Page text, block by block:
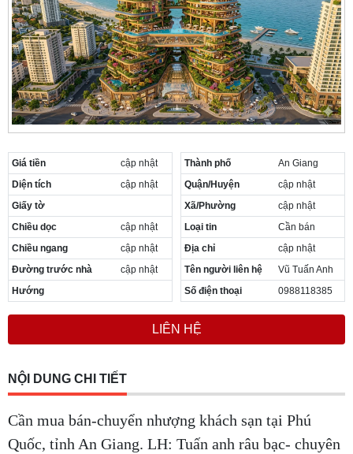
Cần thuê MBKD tại Phường Phương Liệt
Cần thuê MBKD tại Phường Khương Đình
Cần thuê MBKD tại Phường Yên Sở
Cần thuê MBKD tại Phường Hoàng Liệt
Cần thuê MBKD tại Phường Định Công
Cần thuê MBKD tại Phường Tương Mai
Cần thuê MBKD tại Phường Vĩnh Hưng
Cần thuê MBKD tại Phường Lĩnh Nam
Cần thuê MBKD tại Phường Láng
Cần thuê MBKD tại Phường Văn Miếu
Cần thuê MBKD tại Phường Kim Liên
Cần thuê MBKD tại Phường Bạch Mai
Cần thuê MBKD tại Phường Vĩnh Tuy
Giá tiền
cập nhật
Diện tích
cập nhật
Giấy tờ
Chiều dọc
cập nhật
Chiều ngang
cập nhật
Đường trước nhà
cập nhật
Hướng
Thành phố
An Giang
Quận/Huyện
cập nhật
Xã/Phường
cập nhật
Loại tin
Cần bán
Địa chỉ
cập nhật
Tên người liên hệ
Vũ Tuấn Anh
Số điện thoại
0988118385
LIÊN HỆ
NỘI DUNG CHI TIẾT
Cần mua bán-chuyển nhượng khách sạn tại Phú
Quốc, tỉnh An Giang. LH: Tuấn anh râu bạc- chuyên